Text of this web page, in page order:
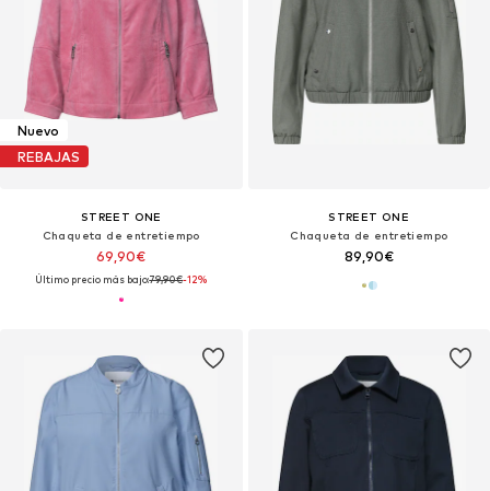
Nuevo
REBAJAS
STREET ONE
Chaqueta de entretiempo
69,90€
Último precio más bajo:79,90€-12%
STREET ONE
Chaqueta de entretiempo
89,90€